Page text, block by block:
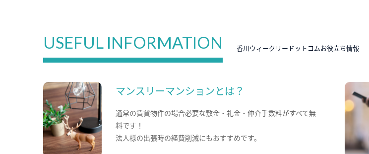
USEFUL INFORMATION 香川ウィークリードットコムお役立ち情報
マンスリーマンションとは？
通常の賃貸物件の場合必要な敷金・礼金・仲介手数料がすべて無
料です！
法人様の出張時の経費削減にもおすすめです。